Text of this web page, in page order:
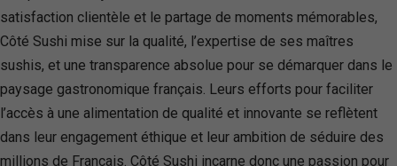
satisfaction clientèle et le partage de moments mémorables,
Côté Sushi mise sur la qualité, l’expertise de ses maîtres
sushis, et une transparence absolue pour se démarquer dans le
paysage gastronomique français. Leurs efforts pour faciliter
l’accès à une alimentation de qualité et innovante se reflètent
dans leur engagement éthique et leur ambition de séduire des
millions de Français. Côté Sushi incarne donc une passion pour